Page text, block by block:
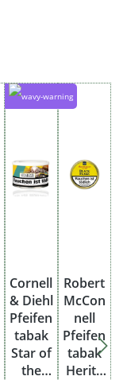
Cornell
& Diehl
Pfeifen
tabak
Star of
the
Robert
McCon
nell
Pfeifen
tabak
Herita